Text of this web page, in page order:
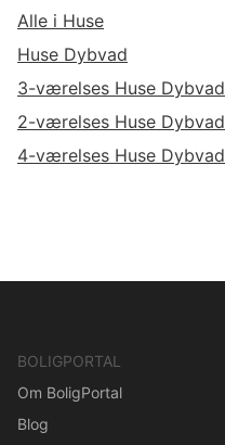
Alle i Huse
Huse Dybvad
3-værelses Huse Dybvad
2-værelses Huse Dybvad
4-værelses Huse Dybvad
BOLIGPORTAL
Om BoligPortal
Blog